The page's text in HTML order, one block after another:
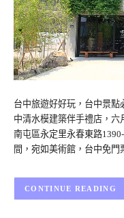
台中旅遊好好玩，台中景
中清水模建築伴手禮店，
南屯區永定里永春東路
間，宛如美術館，台中免
CONTINUE READING